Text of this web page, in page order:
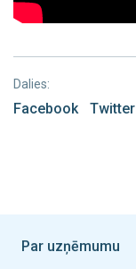
Dalies:
Facebook Twitter
Par uzņēmumu